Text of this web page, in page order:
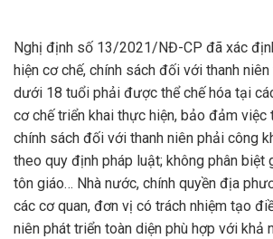
Nghị định số 13/2021/NĐ-CP đã xác
hiện cơ chế, chính sách đối với thanh
dưới 18 tuổi phải được thể chế hóa tại
cơ chế triển khai thực hiện, bảo đảm việc
chính sách đối với thanh niên phải công
theo quy định pháp luật; không phân biệt
tôn giáo… Nhà nước, chính quyền địa
các cơ quan, đơn vị có trách nhiệm tạo
niên phát triển toàn diện phù hợp với khả